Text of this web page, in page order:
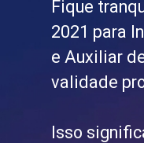
Fique
2021 para
e Auxiliar
validade
Isso